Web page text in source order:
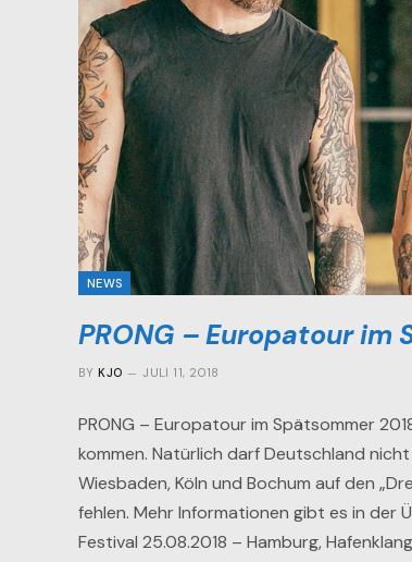
NEWS
PRONG – Europatour im
BY KJO JULI 11, 2018
PRONG – Europatour im Spätsommer
kommen. Natürlich darf Deutschland
Wiesbaden, Köln und Bochum auf den
fehlen. Mehr Informationen gibt es in der
Festival 25.08.2018 – Hamburg,